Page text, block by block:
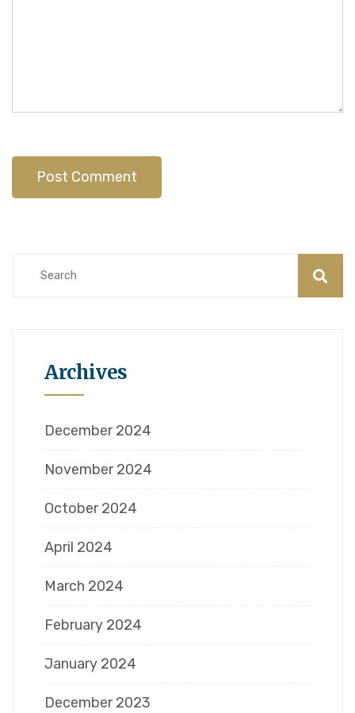
Archives
December 2024
November 2024
October 2024
April 2024
March 2024
February 2024
January 2024
December 2023